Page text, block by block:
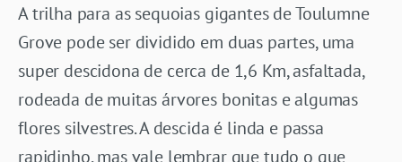
A trilha para as sequoias gigantes de Toulumne
Grove pode ser dividido em duas partes, uma
super descidona de cerca de 1,6 Km, asfaltada,
rodeada de muitas árvores bonitas e algumas
flores silvestres. A descida é linda e passa
rapidinho, mas vale lembrar que tudo o que